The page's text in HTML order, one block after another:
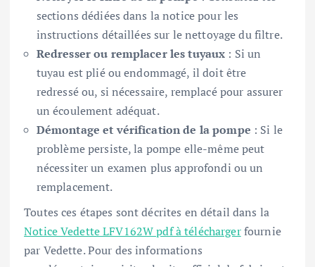
sections dédiées dans la notice pour les
instructions détaillées sur le nettoyage du filtre.
Redresser ou remplacer les tuyaux : Si un
tuyau est plié ou endommagé, il doit être
redressé ou, si nécessaire, remplacé pour assurer
un écoulement adéquat.
Démontage et vérification de la pompe : Si le
problème persiste, la pompe elle-même peut
nécessiter un examen plus approfondi ou un
remplacement.
Toutes ces étapes sont décrites en détail dans la
Notice Vedette LFV162W pdf à téléchargerfournie
par Vedette. Pour des informations